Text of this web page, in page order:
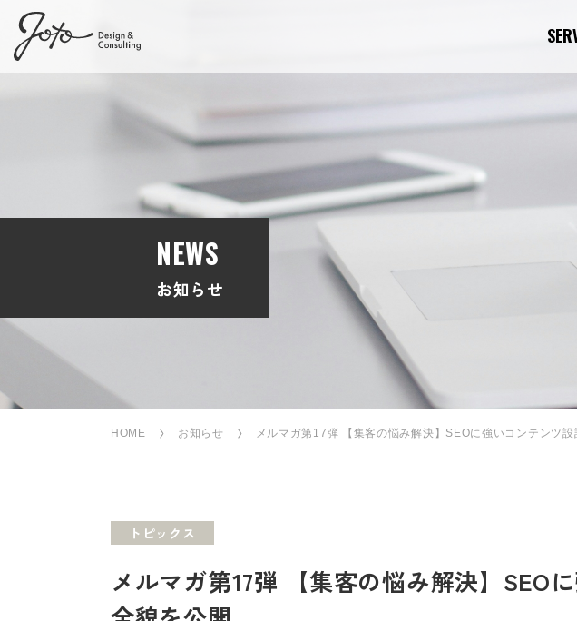
NEWS
お知らせ
HOME お知らせ メルマガ第17弾 【集客の悩み解決】SEOに強いコンテンツ設
トピックス
メルマガ第17弾 【集客の悩み解決】SEO